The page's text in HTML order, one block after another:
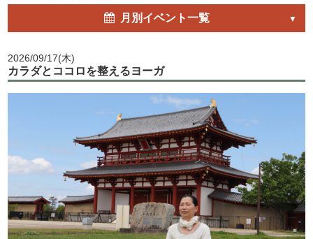
月別イベント一覧
2026/09/17(木)
カラダとココロを整えるヨーガ